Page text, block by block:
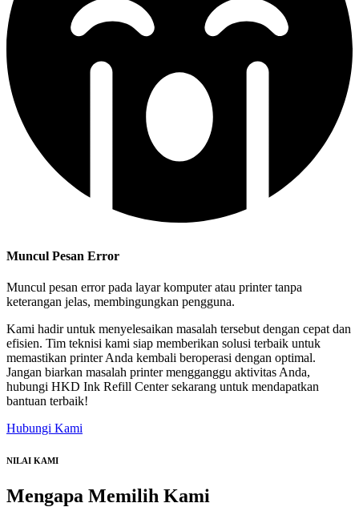
Muncul Pesan Error
Muncul pesan error pada layar komputer atau printer tanpa
keterangan jelas, membingungkan pengguna.
Kami hadir untuk menyelesaikan masalah tersebut dengan cepat dan
efisien. Tim teknisi kami siap memberikan solusi terbaik untuk
memastikan printer Anda kembali beroperasi dengan optimal.
Jangan biarkan masalah printer mengganggu aktivitas Anda,
hubungi HKD Ink Refill Center sekarang untuk mendapatkan
bantuan terbaik!
Hubungi Kami
NILAI KAMI
Mengapa Memilih Kami